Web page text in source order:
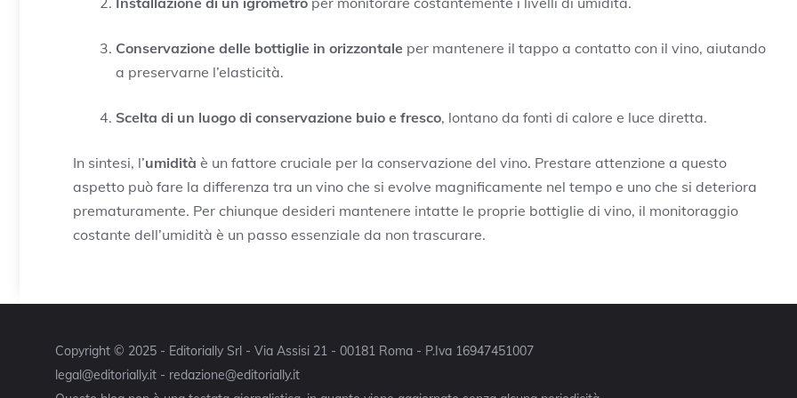
Conservazione delle bottiglie in orizzontale per mantenere il tappo a contatto con il vino, aiutando
a preservarne l’elasticità.
Scelta di un luogo di conservazione buio e fresco, lontano da fonti di calore e luce diretta.
In sintesi, l’umidità è un fattore cruciale per la conservazione del vino. Prestare attenzione a questo
aspetto può fare la differenza tra un vino che si evolve magnificamente nel tempo e uno che si deteriora
prematuramente. Per chiunque desideri mantenere intatte le proprie bottiglie di vino, il monitoraggio
costante dell’umidità è un passo essenziale da non trascurare.
Copyright © 2025 - Editorially Srl - Via Assisi 21 - 00181 Roma - P.Iva 16947451007
legal@editorially.it - redazione@editorially.it